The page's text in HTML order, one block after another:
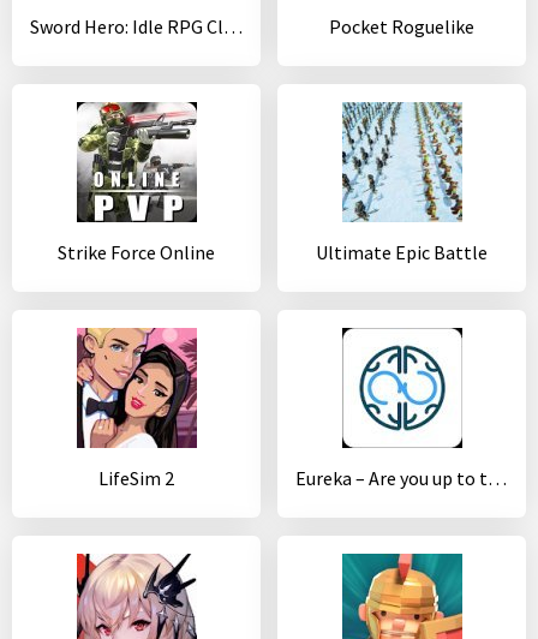
Sword Hero: Idle RPG Clicker Pocket Roguelike
Strike Force Online Ultimate Epic Battle
LifeSim 2 Eureka – Are you up to the challenge?